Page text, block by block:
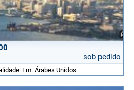
sob pedido
Em. Árabes Unidos